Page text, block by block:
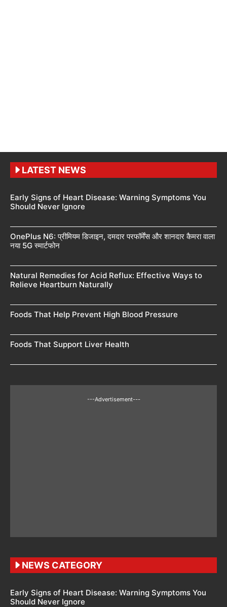
LATEST NEWS
Early Signs of Heart Disease: Warning Symptoms You
Should Never Ignore
OnePlus N6: प्रीमियम डिजाइन, दमदार परफॉर्मेंस और शानदार कैमरा वाला
नया 5G स्मार्टफोन
Natural Remedies for Acid Reflux: Effective Ways to
Relieve Heartburn Naturally
Foods That Help Prevent High Blood Pressure
Foods That Support Liver Health
---Advertisement---
NEWS CATEGORY
Early Signs of Heart Disease: Warning Symptoms You
Should Never Ignore